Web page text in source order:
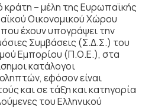
– μέλη της Ευρωπαϊκής
Οικονομικού Χώρου
έχουν υπογράψει την
Συμβάσεις (Σ.Δ.Σ.) του
Εμπορίου (Π.Ο.Ε.), στα
κατάλογοι
εφόσον είναι
και σε τάξη και κατηγορία
του Ελληνικού